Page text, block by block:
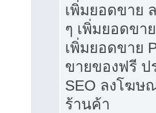
เพิ่มยอดขาย
ๆ เพิ่มยอดขา
เพิ่มยอดขาย
ขายของฟรี ป
SEO ลงโฆษ
ร้านค้า